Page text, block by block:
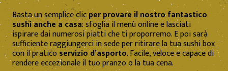
Basta un semplice clicper provare il nostro fantastico
sushi anche a casa: sfoglia il menù online e lasciati
ispirare dai numerosi piatti che ti proporremo. E poi sarà
sufficiente raggiungerci in sede per ritirare la tua sushi box
con il pratico servizio d’asporto. Facile, veloce e capace di
rendere eccezionale il tuo pranzo o la tua cena.